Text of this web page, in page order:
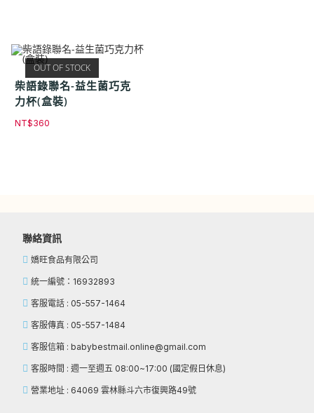
OUT OF STOCK
柴語錄聯名-益生菌巧克
力杯(盒裝)
NT$360
聯絡資訊
嬌旺食品有限公司
統一編號：16932893
客服電話 : 05-557-1464
客服傳真 : 05-557-1484
客服信箱 : babybestmail.online@gmail.com
客服時間 : 週一至週五 08:00~17:00 (國定假日休息)
營業地址 : 64069 雲林縣斗六市復興路49號